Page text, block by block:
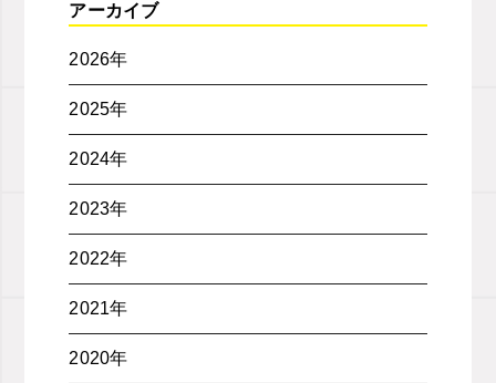
アーカイブ
2026年
2025年
2024年
2023年
2022年
2021年
2020年